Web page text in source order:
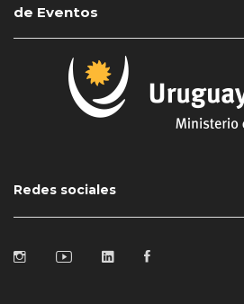
de Eventos
Redes sociales